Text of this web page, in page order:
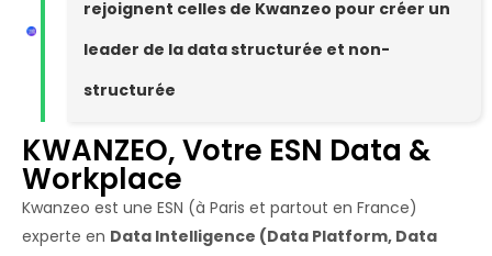
rejoignent celles de Kwanzeo pour créer un
leader de la data structurée et non-
structurée
KWANZEO, Votre ESN Data &
Workplace
Kwanzeo est une ESN (à Paris et partout en France)
experte en Data Intelligence (Data Platform, Data